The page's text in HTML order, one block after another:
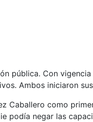
pública. Con
Ambos iniciaron
Caballero como
podía negar las